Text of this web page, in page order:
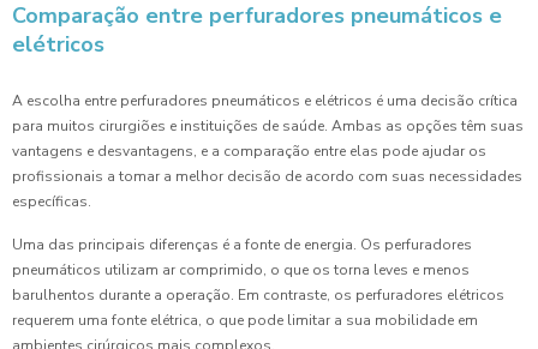
Comparação entre perfuradores pneumáticos e
elétricos
A escolha entre perfuradores pneumáticos e elétricos é uma decisão crítica
para muitos cirurgiões e instituições de saúde. Ambas as opções têm suas
vantagens e desvantagens, e a comparação entre elas pode ajudar os
profissionais a tomar a melhor decisão de acordo com suas necessidades
específicas.
Uma das principais diferenças é a fonte de energia. Os perfuradores
pneumáticos utilizam ar comprimido, o que os torna leves e menos
barulhentos durante a operação. Em contraste, os perfuradores elétricos
requerem uma fonte elétrica, o que pode limitar a sua mobilidade em